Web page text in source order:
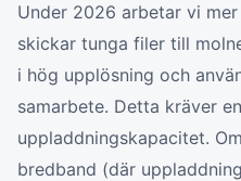
Under 2026 arbetar vi
skickar tunga filer till
i hög upplösning och
samarbete. Detta kräver
uppladdningskapacitet.
bredband (där